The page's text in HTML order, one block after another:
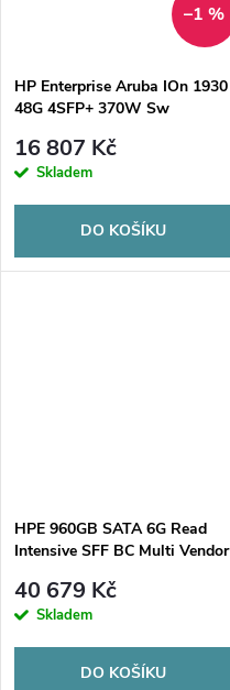
ů
–1 %
HP Enterprise Aruba IOn 1930
48G 4SFP+ 370W Sw
16 807 Kč
Skladem
DO KOŠÍKU
HPE 960GB SATA 6G Read
Intensive SFF BC Multi Vendor
40 679 Kč
Skladem
DO KOŠÍKU